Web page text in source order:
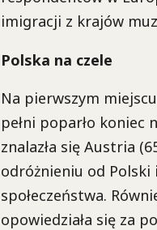
imigracji z krajów
Polska na czele
Na pierwszym
pełni poparło koniec
znalazła się Austria
odróżnieniu od Polski
społeczeństwa.
opowiedziała się za